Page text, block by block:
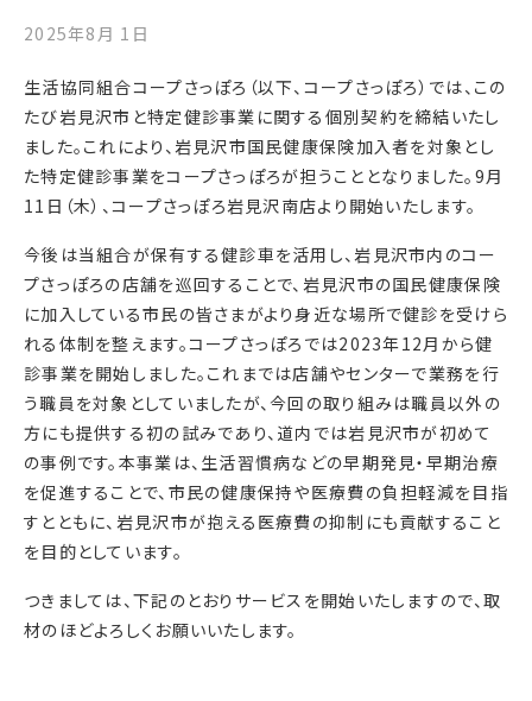
2025年8月 1日
生活協同組合コープさっぽろ（以下、コープさっぽろ）では、この
たび岩見沢市と特定健診事業に関する個別契約を締結いたし
ました。これにより、岩見沢市国民健康保険加入者を対象とし
た特定健診事業をコープさっぽろが担うこととなりました。9月
11日（木）、コープさっぽろ岩見沢南店より開始いたします。
今後は当組合が保有する健診車を活用し、岩見沢市内のコー
プさっぽろの店舗を巡回することで、岩見沢市の国民健康保険
に加入している市民の皆さまがより身近な場所で健診を受けら
れる体制を整えます。コープさっぽろでは2023年12月から健
診事業を開始しました。これまでは店舗やセンターで業務を行
う職員を対象としていましたが、今回の取り組みは職員以外の
方にも提供する初の試みであり、道内では岩見沢市が初めて
の事例です。本事業は、生活習慣病などの早期発見・早期治療
を促進することで、市民の健康保持や医療費の負担軽減を目指
すとともに、岩見沢市が抱える医療費の抑制にも貢献すること
を目的としています。
つきましては、下記のとおりサービスを開始いたしますので、取
材のほどよろしくお願いいたします。